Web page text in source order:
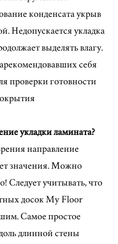
конденсата укрыв
Недопускается укладка
выделять влагу.
себя
проверки готовности
укладки ламината?
направление
значения. Можно
Следует учитывать, что
досок My Floor
Самое простое
длинной стены